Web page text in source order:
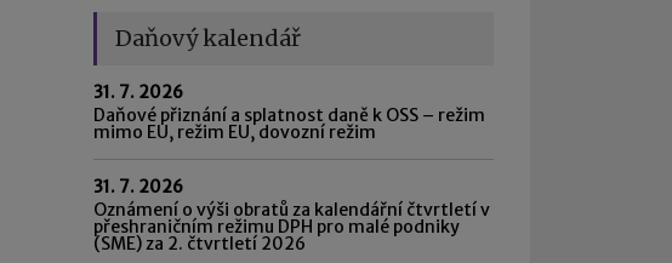
Daňový kalendář
31. 7. 2026
Daňové přiznání a splatnost daně k OSS – režim
mimo EU, režim EU, dovozní režim
31. 7. 2026
Oznámení o výši obratů za kalendářní čtvrtletí v
přeshraničním režimu DPH pro malé podniky
(SME) za 2. čtvrtletí 2026